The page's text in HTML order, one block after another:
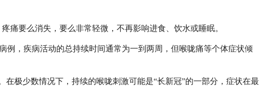
痛要么消失，要么非常轻微，不再影响进食、饮水或睡眠。
例，疾病活动的总持续时间通常为一到两周，但喉咙痛等个体症状倾
极少数情况下，持续的喉咙刺激可能是“长新冠”的一部分，症状在最